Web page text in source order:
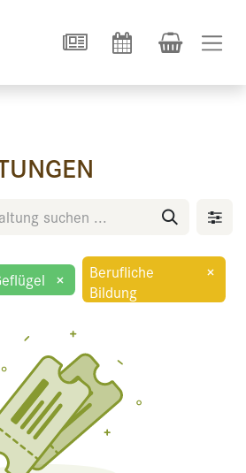
×
Berufliche
Bildung
×